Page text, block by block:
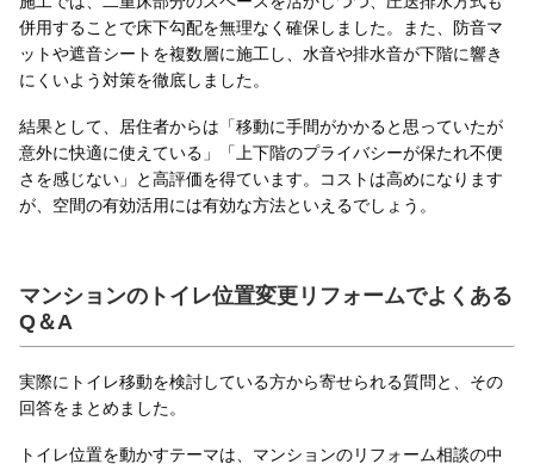
併用することで床下勾配を無理なく確保しました。また、防音マ
ットや遮音シートを複数層に施工し、水音や排水音が下階に響き
にくいよう対策を徹底しました。
結果として、居住者からは「移動に手間がかかると思っていたが
意外に快適に使えている」「上下階のプライバシーが保たれ不便
さを感じない」と高評価を得ています。コストは高めになります
が、空間の有効活用には有効な方法といえるでしょう。
マンションのトイレ位置変更リフォームでよくある
Q＆A
実際にトイレ移動を検討している方から寄せられる質問と、その
回答をまとめました。
トイレ位置を動かすテーマは、マンションのリフォーム相談の中